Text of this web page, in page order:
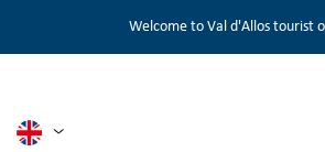
Welcome to Val d'Allos tourist